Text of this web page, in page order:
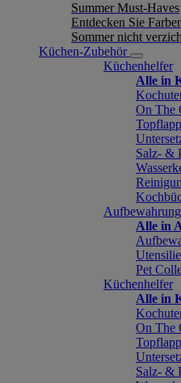
Summer Must-Haves
Entdecken Sie
Sommer nicht
Küchen-Zubehör
Küchenhelfer
Alle in
On The
Salz- &
Aufbewahrung
Alle in
Pet
Küchenhelfer
Alle in
On The
Salz- &